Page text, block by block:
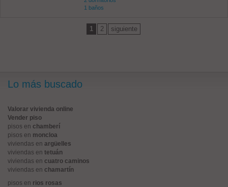
1 baños
1 2 siguiente
Lo más buscado
Valorar vivienda online
Vender piso
pisos en chamberí
pisos en moncloa
viviendas en argüelles
viviendas en tetuán
viviendas en cuatro caminos
viviendas en chamartín
pisos en rios rosas